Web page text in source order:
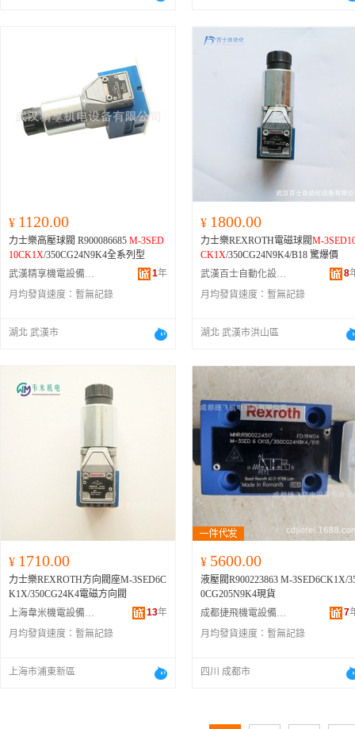
¥ 1120.00
力士樂高壓球閥 R900086685 M-3SED
10CK1X/350CG24N9K4全系列型
武漢精享機電設備有限公司
1年
月均發貨速度： 暫無記錄
湖北 武漢市
¥ 1800.00
力士樂REXROTH電磁球閥M-
CK1X/350CG24N9K4/B18 驚爆價
武漢百士自動化設備有限公司
8
月均發貨速度： 暫無記錄
湖北 武漢市洪山區
¥ 1710.00
力士樂REXROTH方向閥座M-3SED6C
K1X/350CG24K4電磁方向閥
上海韋米機電設備有限公司
13年
月均發貨速度： 暫無記錄
上海市浦東新區
¥ 5600.00
液壓閥R900223863 M-3SED6CK1X/
0CG205N9K4現貨
成都捷飛機電設備有限公司
7
月均發貨速度： 暫無記錄
四川 成都市